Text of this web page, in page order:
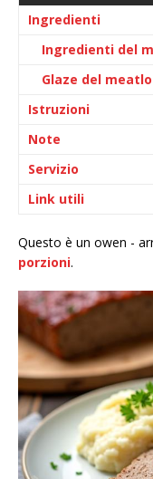
Ingredienti
Ingredienti del
Glaze del
Istruzioni
Note
Servizio
Link utili
Questo è un owen -
porzioni.